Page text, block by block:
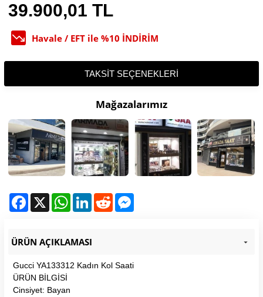
39.900,01 TL
Havale / EFT ile %10 İNDİRİM
TAKSIT SEÇENEKLERI
Mağazalarımız
Facebook WhatsAppLinkedInReddit
ÜRÜN AÇIKLAMASI
Gucci YA133312 Kadın Kol Saati
ÜRÜN BİLGİSİ
Cinsiyet: Bayan